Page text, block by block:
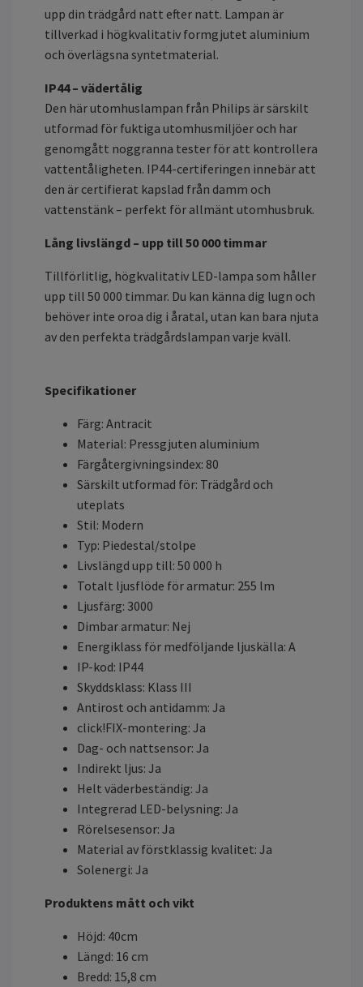
upp din trädgård natt efter natt. Lampan är
tillverkad i högkvalitativ formgjutet aluminium
och överlägsna syntetmaterial.
IP44 – vädertålig
Den här utomhuslampan från Philips är särskilt
utformad för fuktiga utomhusmiljöer och har
genomgått noggranna tester för att kontrollera
vattentåligheten. IP44-certiferingen innebär att
den är certifierat kapslad från damm och
vattenstänk – perfekt för allmänt utomhusbruk.
Lång livslängd – upp till 50 000 timmar
Tillförlitlig, högkvalitativ LED-lampa som håller
upp till 50 000 timmar. Du kan känna dig lugn och
behöver inte oroa dig i åratal, utan kan bara njuta
av den perfekta trädgårdslampan varje kväll.
Specifikationer
Färg: Antracit
Material: Pressgjuten aluminium
Färgåtergivningsindex: 80
Särskilt utformad för: Trädgård och
uteplats
Stil: Modern
Typ: Piedestal/stolpe
Livslängd upp till: 50 000 h
Totalt ljusflöde för armatur: 255 lm
Ljusfärg: 3000
Dimbar armatur: Nej
Energiklass för medföljande ljuskälla: A
IP-kod: IP44
Skyddsklass: Klass III
Antirost och antidamm: Ja
click!FIX-montering: Ja
Dag- och nattsensor: Ja
Indirekt ljus: Ja
Helt väderbeständig: Ja
Integrerad LED-belysning: Ja
Rörelsesensor: Ja
Material av förstklassig kvalitet: Ja
Solenergi: Ja
Produktens mått och vikt
Höjd: 40cm
Längd: 16 cm
Bredd: 15,8 cm